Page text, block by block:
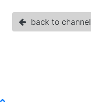
back to channel